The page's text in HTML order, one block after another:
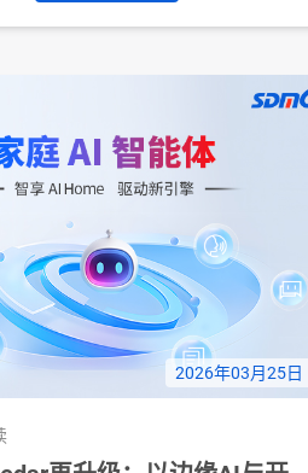
2026年03月25日